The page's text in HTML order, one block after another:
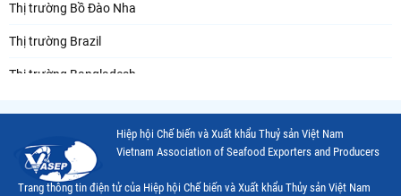
Thị trường Bồ Đào Nha
Thị trường Brazil
Thị trường Bangladesh
Thị trường Canada
Thị trường Ecuador
Hiệp hội Chế biến và Xuất khẩu Thuỷ sản Việt Nam
Vietnam Association of Seafood Exporters and Producers
Trang thông tin điện tử của Hiệp hội Chế biến và Xuất khẩu Thủy sản Việt Nam